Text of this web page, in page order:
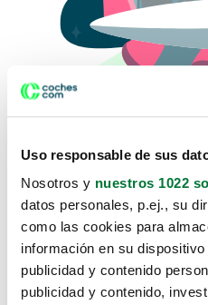
Uso responsable de sus
Nosotros y nuestros 1022
datos personales, p.ej., su
como las cookies para
información en su
publicidad y contenido
publicidad y contenido,
Lo sentimos, no
te hemos traido